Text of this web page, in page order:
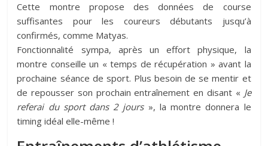
Cette montre propose des données de course
suffisantes pour les coureurs débutants jusqu’à
confirmés, comme Matyas.
Fonctionnalité sympa, après un effort physique, la
montre conseille un « temps de récupération » avant la
prochaine séance de sport. Plus besoin de se mentir et
de repousser son prochain entraînement en disant « Je
referai du sport dans 2 jours», la montre donnera le
timing idéal elle-même !